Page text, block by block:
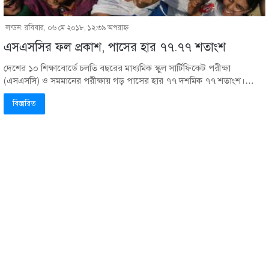
লন্ডন: রবিবার, ০৬ মে ২০১৮, ১২:৩৯ অপরাহ্ণ
এসএসসির ফল প্রকাশ, পাসের হার ৭৭.৭৭ শতাংশ
দেশের ১০ শিক্ষাবোর্ডে চলতি বছরের মাধ্যমিক স্কুল সার্টিফিকেট পরীক্ষা
(এসএসসি) ও সমমানের পরীক্ষায় গড় পাসের হার ৭৭ দশমিক ৭৭ শতাংশ।…
বিস্তারিত